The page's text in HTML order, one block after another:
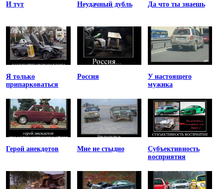
И тут Неудачный дубль Да что ты знаешь
Я только
припарковаться
Россия
У настоящего
мужика
Герой анекдотов Мне не стыдно
Субъективность
восприятия